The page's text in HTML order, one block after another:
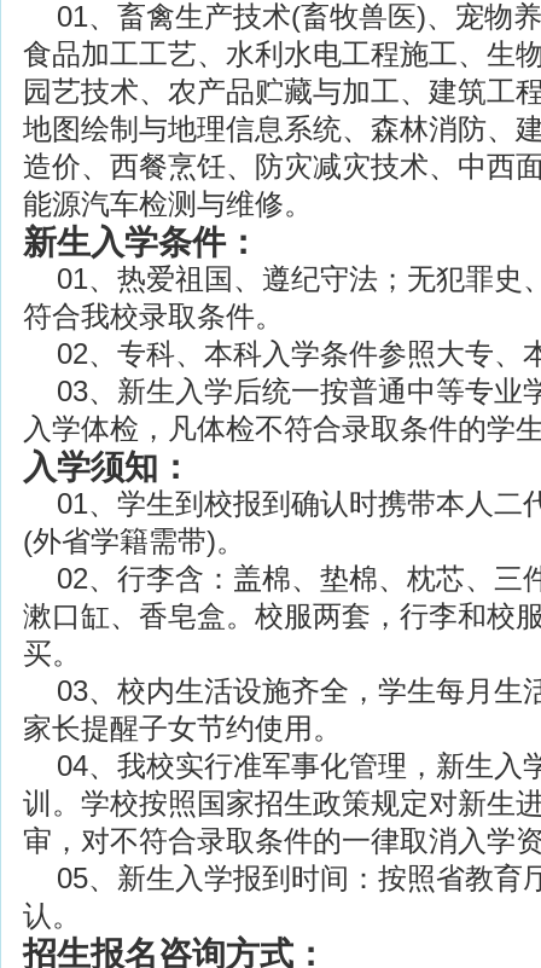
01、畜禽生产技术(畜牧兽医)、宠物
食品加工工艺、水利水电工程施工、生
园艺技术、农产品贮藏与加工、建筑工
地图绘制与地理信息系统、森林消防、
造价、西餐烹饪、防灾减灾技术、中西
能源汽车检测与维修。
新生入学条件：
01、热爱祖国、遵纪守法；无犯罪史
符合我校录取条件。
02、专科、本科入学条件参照大专、
03、新生入学后统一按普通中等专业
入学体检，凡体检不符合录取条件的学
入学须知：
01、学生到校报到确认时携带本人二
(外省学籍需带)。
02、行李含：盖棉、垫棉、枕芯、三
漱口缸、香皂盒。校服两套，行李和校
买。
03、校内生活设施齐全，学生每月生
家长提醒子女节约使用。
04、我校实行准军事化管理，新生入
训。学校按照国家招生政策规定对新生
审，对不符合录取条件的一律取消入学
05、新生入学报到时间：按照省教育
认。
招生报名咨询方式：